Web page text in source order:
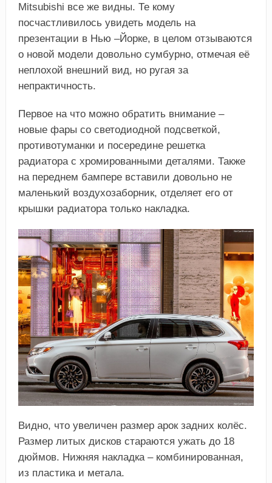
Mitsubishi все же видны. Те кому
посчастливилось увидеть модель на
презентации в Нью –Йорке, в целом отзываются
о новой модели довольно сумбурно, отмечая её
неплохой внешний вид, но ругая за
непрактичность.
Первое на что можно обратить внимание –
новые фары со светодиодной подсветкой,
противотуманки и посередине решетка
радиатора с хромированными деталями. Также
на переднем бампере вставили довольно не
маленький воздухозаборник, отделяет его от
крышки радиатора только накладка.
Видно, что увеличен размер арок задних колёс.
Размер литых дисков стараются ужать до 18
дюймов. Нижняя накладка – комбинированная,
из пластика и метала.